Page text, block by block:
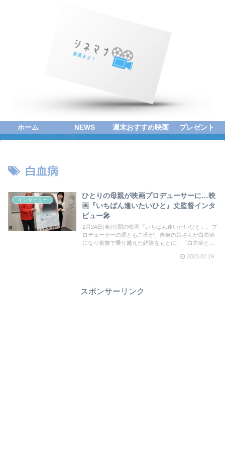
ホーム NEWS 週末おすすめ映画 プレゼント
白血病
インタビュー
ひとりの母親が映画プロデューサーに…映
画『いちばん逢いたいひと』丈監督インタ
ビュー🎤
2月24日(金)公開の映画『いちばん逢いたいひと』。プ
ロデューサーの堀ともこ氏が、自身の娘さんが白血病
になり家族で乗り越えた経験をもとに、「白血病と骨
という強い思いで映画を企画。 メガホンを取った丈監
2023.02.19
スポンサーリンク